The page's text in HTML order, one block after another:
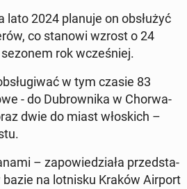
lato 2024 planuje on ob­słu­żyć
co stanowi wzrost o 24
rok wcze­śniej.
w tym czasie 83
- do Du­brow­ni­ka w Chor­wa­
dwie do miast wło­skich –
– za­po­wie­dzia­ła przed­sta­
na lot­ni­sku Kraków Airport